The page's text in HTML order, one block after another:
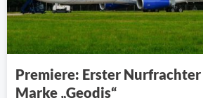
Premiere: Erster
Marke „Geodis“